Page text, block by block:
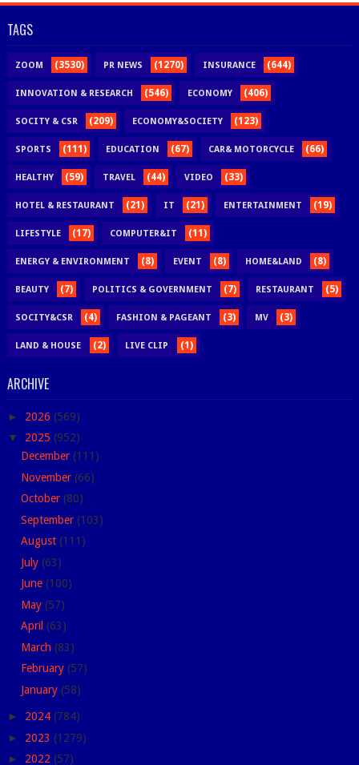
TAGS
ZOOM (3530) PR NEWS (1270) INSURANCE (644)
INNOVATION & RESEARCH (546) ECONOMY (406)
SOCITY & CSR (209) ECONOMY&SOCIETY (123)
SPORTS (111) EDUCATION (67) CAR& MOTORCYCLE (66)
HEALTHY (59) TRAVEL (44) VIDEO (33)
HOTEL & RESTAURANT (21) IT (21) ENTERTAINMENT (19)
LIFESTYLE (17) COMPUTER&IT (11)
ENERGY & ENVIRONMENT (8) EVENT (8) HOME&LAND (8)
BEAUTY (7) POLITICS & GOVERNMENT (7) RESTAURANT (5)
SOCITY&CSR (4) FASHION & PAGEANT (3) MV (3)
LAND & HOUSE (2) LIVE CLIP (1)
ARCHIVE
► 2026 (569)
▼ 2025 (952)
December (111)
November (66)
October (80)
September (103)
August (111)
July (63)
June (100)
May (57)
April (63)
March (83)
February (57)
January (58)
► 2024 (784)
► 2023 (1279)
► 2022 (57)